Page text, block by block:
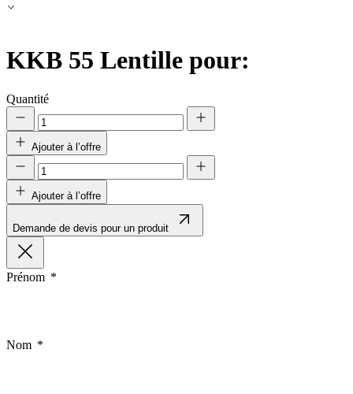
KKB 55 Lentille pour:
Quantité
Ajouter à l’offre
Ajouter à l’offre
Demande de devis pour un produit
Prénom
Nom
Accepter tout